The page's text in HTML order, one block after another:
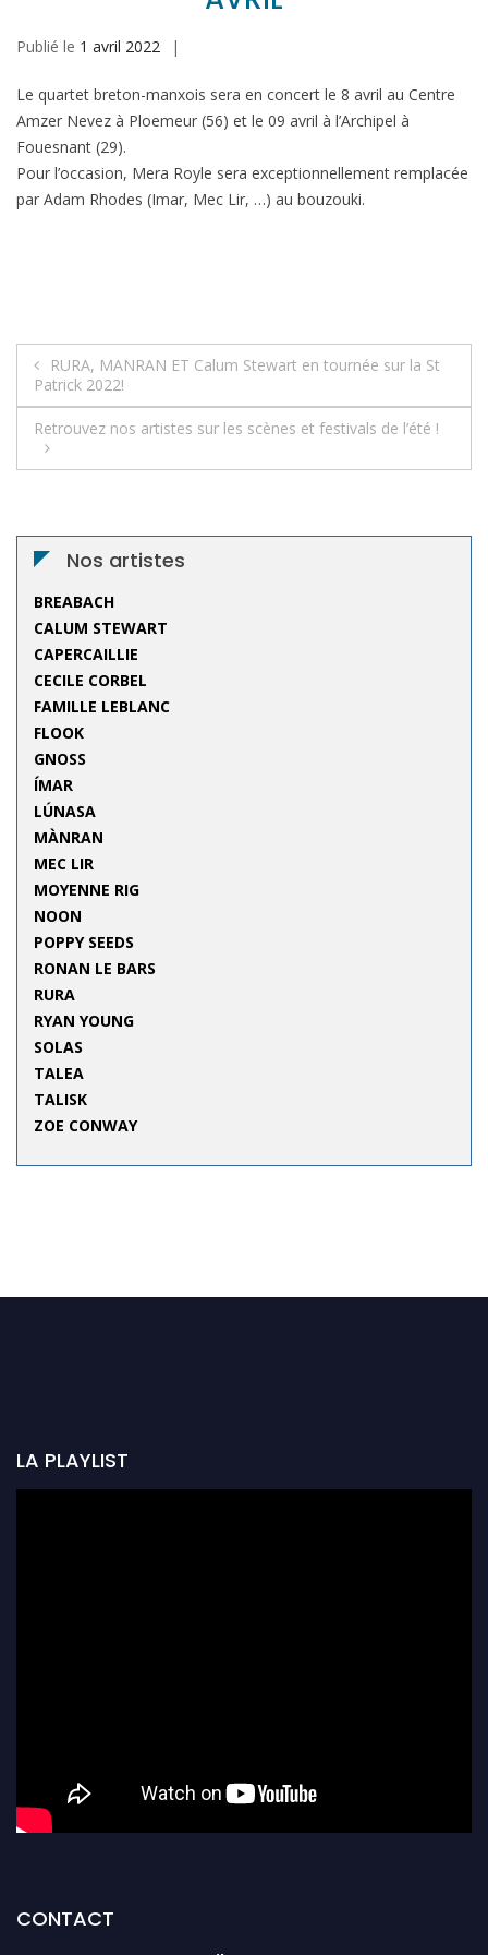
Publié le 1 avril 2022
Le quartet breton-manxois sera en concert le 8 avril au Centre
Amzer Nevez à Ploemeur (56) et le 09 avril à l’Archipel à
Fouesnant (29).
Pour l’occasion, Mera Royle sera exceptionnellement remplacée
par Adam Rhodes (Imar, Mec Lir, …) au bouzouki.
Navigation
de
l’article
RURA, MANRAN ET Calum Stewart en tournée sur la St
Patrick 2022!
Retrouvez nos artistes sur les scènes et festivals de l’été !
Nos artistes
BREABACH
CALUM STEWART
CAPERCAILLIE
CECILE CORBEL
FAMILLE LEBLANC
FLOOK
GNOSS
ÍMAR
LÚNASA
MÀNRAN
MEC LIR
MOYENNE RIG
NOON
POPPY SEEDS
RONAN LE BARS
RURA
RYAN YOUNG
SOLAS
TALEA
TALISK
ZOE CONWAY
LA PLAYLIST
CONTACT